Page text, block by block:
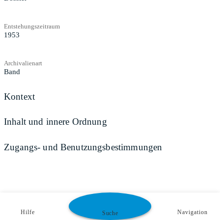
Entstehungszeitraum
1953
Archivalienart
Band
Kontext
Inhalt und innere Ordnung
Zugangs- und Benutzungsbestimmungen
Hilfe Suche Navigation